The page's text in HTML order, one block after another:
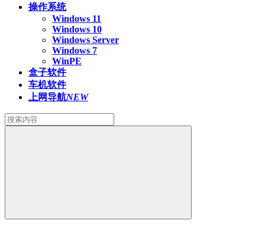
操作系统
Windows 11
Windows 10
Windows Server
Windows 7
WinPE
盒子软件
车机软件
上网导航NEW